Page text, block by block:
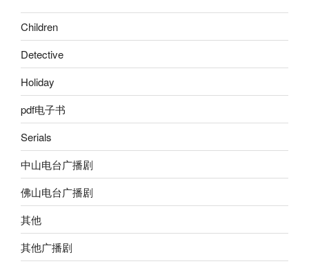
Children
Detective
Holiday
pdf电子书
Serials
中山电台广播剧
佛山电台广播剧
其他
其他广播剧